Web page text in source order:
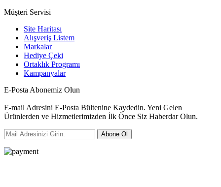
Müşteri Servisi
Site Haritası
Alışveriş Listem
Markalar
Hediye Çeki
Ortaklık Programı
Kampanyalar
E-Posta Abonemiz Olun
E-mail Adresini E-Posta Bültenine Kaydedin. Yeni Gelen
Ürünlerden ve Hizmetlerimizden İlk Önce Siz Haberdar Olun.
Abone Ol